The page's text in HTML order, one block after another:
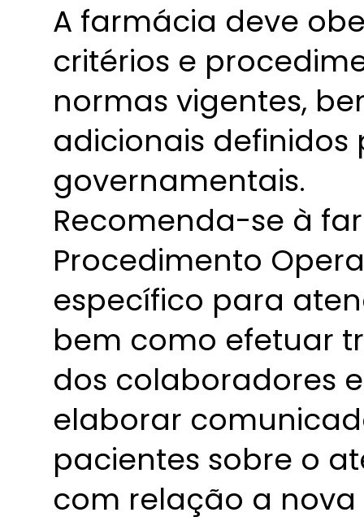
A farmácia deve
critérios e
normas vigentes,
adicionais
governamentais.
Recomenda-se à
Procedimento
específico para
bem como efetuar
dos colaboradores
elaborar
pacientes sobre o
com relação a nova